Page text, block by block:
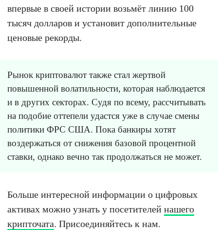
впервые в своей истории возьмёт линию 100
тысяч долларов и установит дополнительные
ценовые рекорды.
Рынок криптовалют также стал жертвой
повышенной волатильности, которая наблюдается
и в других секторах. Судя по всему, рассчитывать
на подобие оттепели удастся уже в случае смены
политики ФРС США. Пока банкиры хотят
воздержаться от снижения базовой процентной
ставки, однако вечно так продолжаться не может.
Больше интересной информации о цифровых
активах можно узнать у посетителей нашего
крипточата. Присоединяйтесь к нам.